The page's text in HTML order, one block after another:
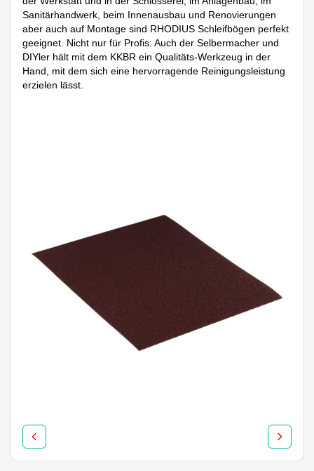
Sanitärhandwerk, beim Innenausbau und Renovierungen
aber auch auf Montage sind RHODIUS Schleifbögen perfekt
geeignet. Nicht nur für Profis: Auch der Selbermacher und
DIYler hält mit dem KKBR ein Qualitäts-Werkzeug in der
Hand, mit dem sich eine hervorragende Reinigungsleistung
erzielen lässt.